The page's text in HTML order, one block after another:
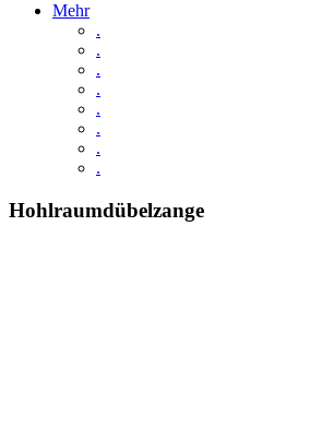
Mehr
.
.
.
.
.
.
.
.
Hohlraumdübelzange